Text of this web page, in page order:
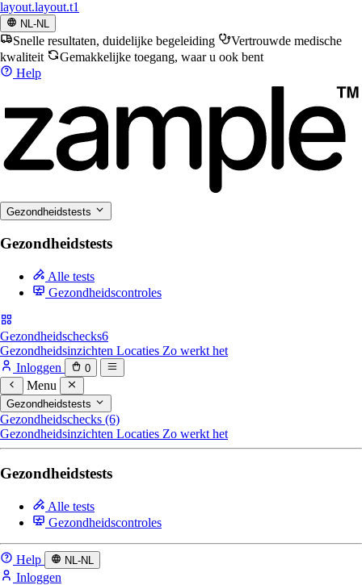
layout.layout.t1
NL-NL
Snelle resultaten, duidelijke begeleiding
Vertrouwde medische
kwaliteit
Gemakkelijke toegang, waar u ook bent
Help
Gezondheidstests
Gezondheidstests
Alle tests
Gezondheidscontroles
Gezondheidschecks6
Gezondheidsinzichten Locaties Zo werkt het
Inloggen
0
Menu
Gezondheidstests
Gezondheidschecks (6)
Gezondheidsinzichten Locaties Zo werkt het
Gezondheidstests
Alle tests
Gezondheidscontroles
Help NL-NL
Inloggen